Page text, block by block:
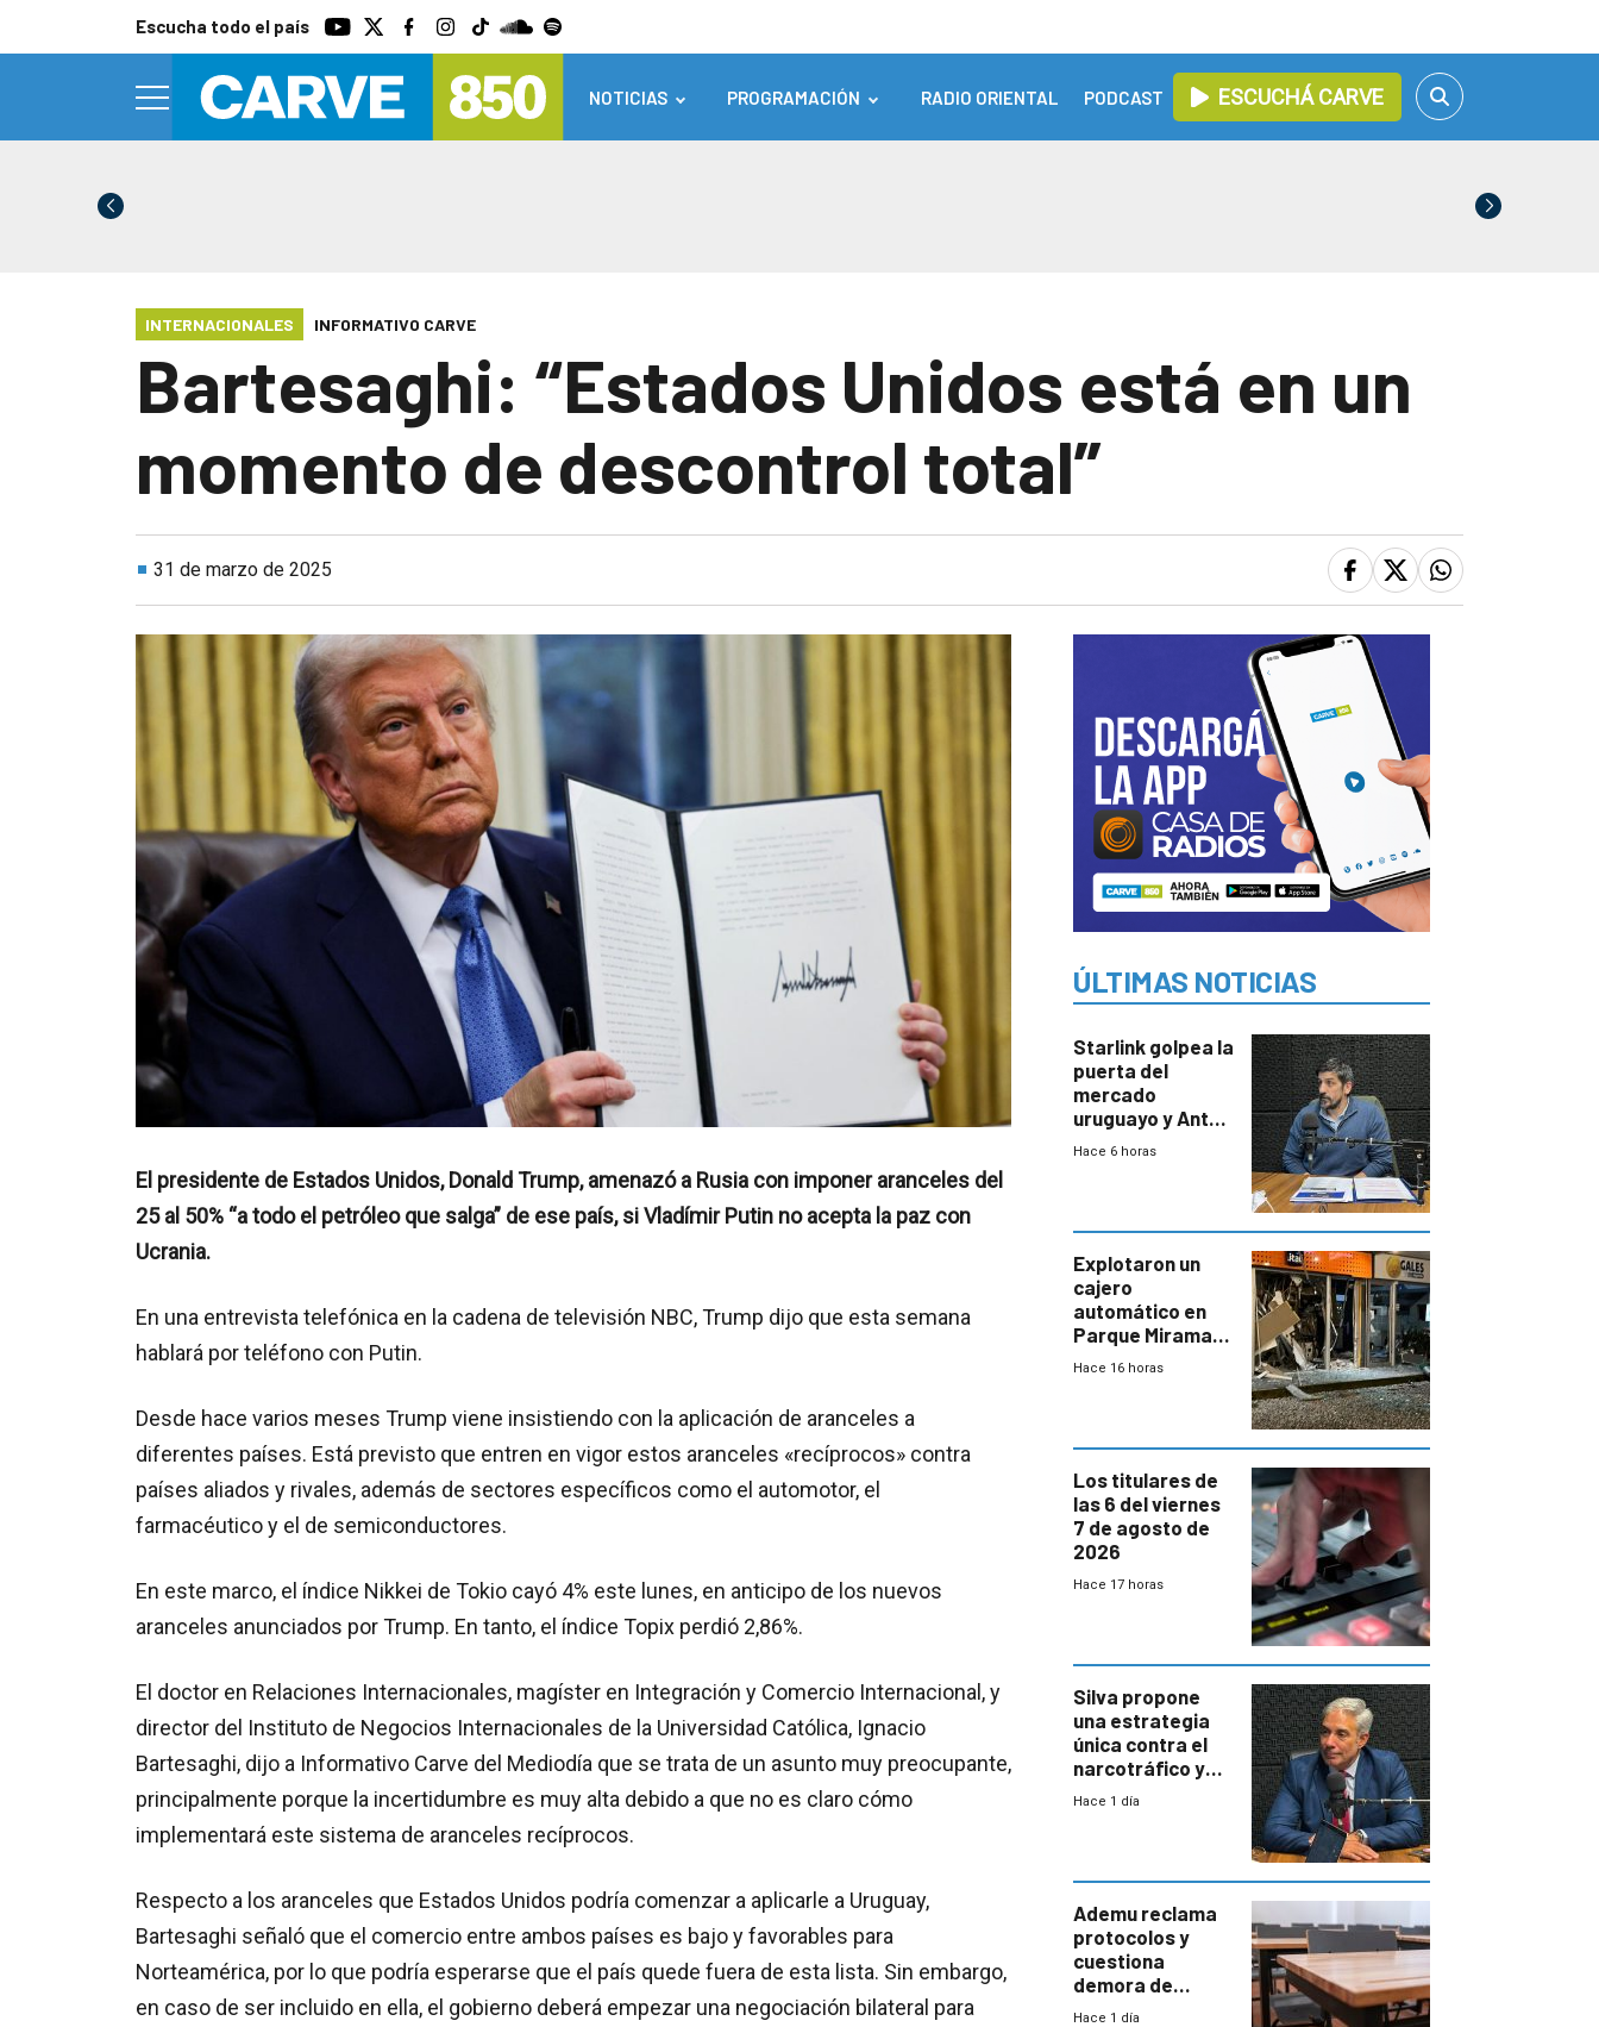
Escucha todo el país
NOTICIAS PROGRAMACIÓN RADIO ORIENTAL PODCAST ESCUCHÁ CARVE
INTERNACIONALES INFORMATIVO CARVE
Bartesaghi: “Estados Unidos está en un
momento de descontrol total”
31 de marzo de 2025
El presidente de Estados Unidos, Donald Trump, amenazó a Rusia con imponer aranceles del
25 al 50% “a todo el petróleo que salga” de ese país, si Vladímir Putin no acepta la paz con
Ucrania.
En una entrevista telefónica en la cadena de televisión NBC, Trump dijo que esta semana
hablará por teléfono con Putin.
Desde hace varios meses Trump viene insistiendo con la aplicación de aranceles a
diferentes países. Está previsto que entren en vigor estos aranceles «recíprocos» contra
países aliados y rivales, además de sectores específicos como el automotor, el
farmacéutico y el de semiconductores.
En este marco, el índice Nikkei de Tokio cayó 4% este lunes, en anticipo de los nuevos
aranceles anunciados por Trump. En tanto, el índice Topix perdió 2,86%.
El doctor en Relaciones Internacionales, magíster en Integración y Comercio Internacional, y
director del Instituto de Negocios Internacionales de la Universidad Católica, Ignacio
Bartesaghi, dijo a Informativo Carve del Mediodía que se trata de un asunto muy preocupante,
principalmente porque la incertidumbre es muy alta debido a que no es claro cómo
implementará este sistema de aranceles recíprocos.
Respecto a los aranceles que Estados Unidos podría comenzar a aplicarle a Uruguay,
Bartesaghi señaló que el comercio entre ambos países es bajo y favorables para
Norteamérica, por lo que podría esperarse que el país quede fuera de esta lista. Sin embargo,
en caso de ser incluido en ella, el gobierno deberá empezar una negociación bilateral para
ÚLTIMAS NOTICIAS
Starlink golpea la
puerta del
mercado
uruguayo y Antel
responde:
con mayor
miedo”
Hace 6 horas
Explotaron un
cajero
automático en
Parque Miramar;
hay 3 detenidos
Hace 16 horas
Los titulares de
las 6 del viernes
7 de agosto de
2026
Hace 17 horas
Silva propone
una estrategia
única contra el
narcotráfico y
mayor
Hace 1 día
Ademu reclama
protocolos y
cuestiona
demora de
Primaria ante
Hace 1 día